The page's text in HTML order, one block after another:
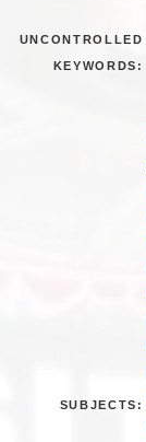
UNCONTROLLED
KEYWORDS:
SUBJECTS: